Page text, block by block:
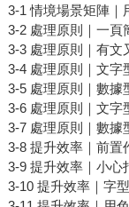
3-1 情境場景矩陣｜
3-2 處理原則｜一頁
3-3 處理原則｜有文
3-4 處理原則｜文字
3-5 處理原則｜數據
3-6 處理原則｜文字
3-7 處理原則｜數據
3-8 提升效率｜前置
3-9 提升效率｜小心
3-10 提升效率｜字